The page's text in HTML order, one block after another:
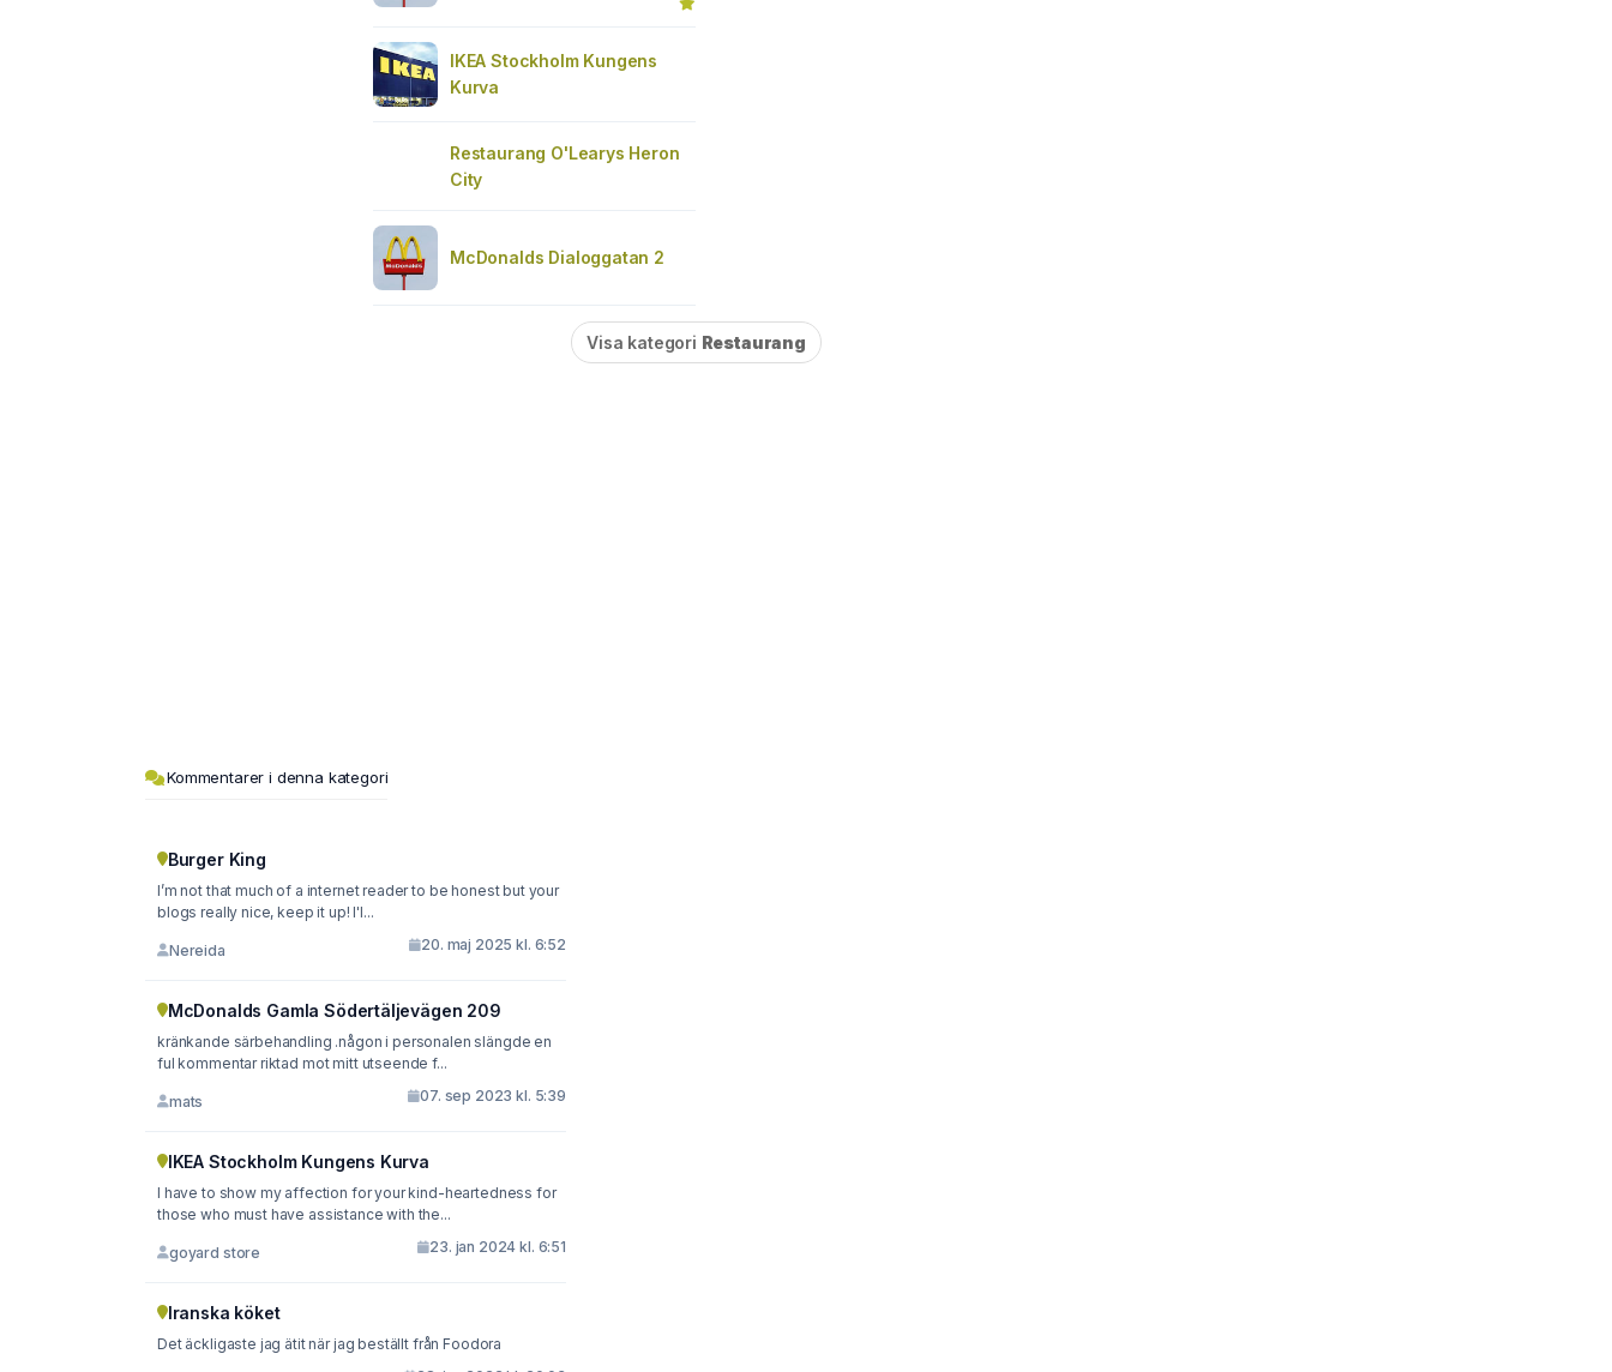
IKEA Stockholm Kungens
Kurva
Restaurang O'Learys Heron
City
McDonalds Dialoggatan 2
Visa kategori Restaurang
Kommentarer i denna kategori
Burger King
I’m not that much of a internet reader to be honest but your
blogs really nice, keep it up! I'l...
Nereida 20. maj 2025 kl. 6:52
McDonalds Gamla Södertäljevägen 209
kränkande särbehandling .någon i personalen slängde en
ful kommentar riktad mot mitt utseende f...
mats 07. sep 2023 kl. 5:39
IKEA Stockholm Kungens Kurva
I have to show my affection for your kind-heartedness for
those who must have assistance with the...
goyard store 23. jan 2024 kl. 6:51
Iranska köket
Det äckligaste jag ätit när jag beställt från Foodora